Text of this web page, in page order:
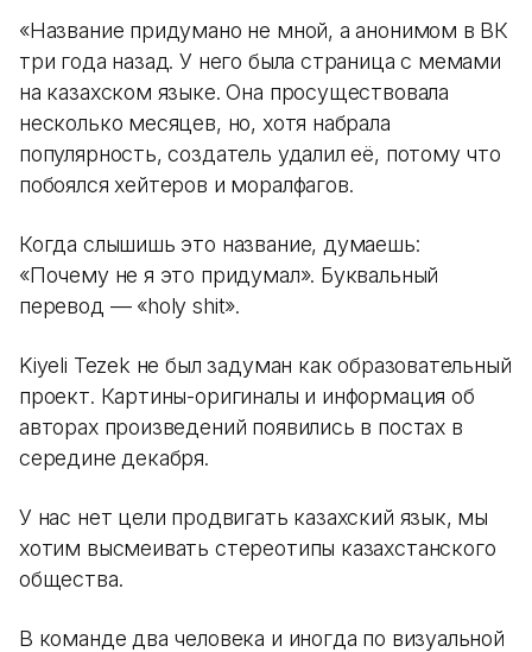
«Название придумано не мной, а анонимом в ВК
три года назад. У него была страница с мемами
на казахском языке. Она просуществовала
несколько месяцев, но, хотя набрала
популярность, создатель удалил её, потому что
побоялся хейтеров и моралфагов.
Когда слышишь это название, думаешь:
«Почему не я это придумал». Буквальный
перевод — «holy shit».
Kiyeli Tezek не был задуман как образовательный
проект. Картины-оригиналы и информация об
авторах произведений появились в постах в
середине декабря.
У нас нет цели продвигать казахский язык, мы
хотим высмеивать стереотипы казахстанского
общества.
В команде два человека и иногда по визуальной